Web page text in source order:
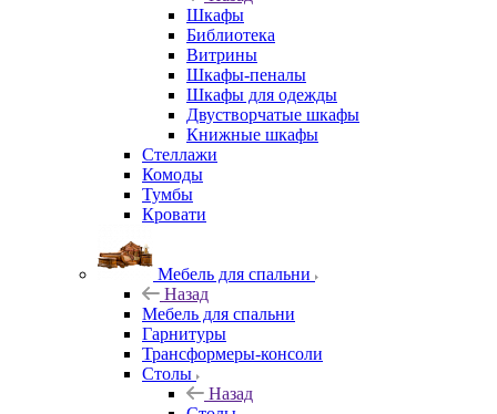
Шкафы
Библиотека
Витрины
Шкафы-пеналы
Шкафы для одежды
Двустворчатые шкафы
Книжные шкафы
Стеллажи
Комоды
Тумбы
Кровати
Мебель для спальни
Назад
Мебель для спальни
Гарнитуры
Трансформеры-консоли
Столы
Назад